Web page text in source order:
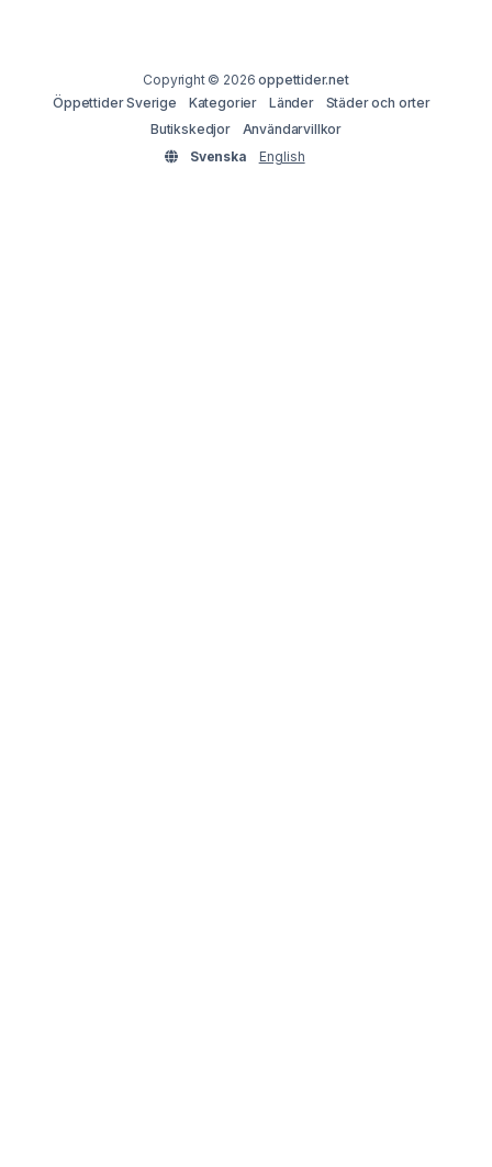
Copyright © 2026oppettider.net
Öppettider Sverige
Kategorier Länder
Städer och orter
Butikskedjor
Användarvillkor
Svenska
English